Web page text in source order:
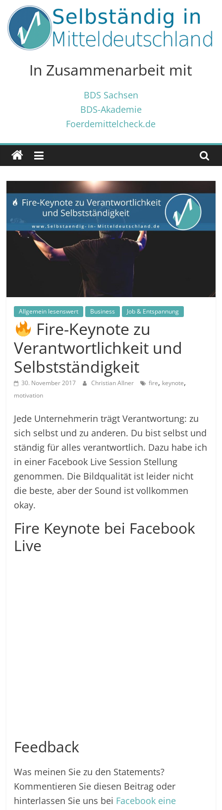
Inhalt
springen
Selbständig
Mitteldeutschland
Tricks
✓
für
Gründer
in
und
außerhalb
Mitteldeutschlands
In Zusammenarbeit mit
BDS Sachsen
BDS-Akademie
Foerdemittelcheck.de
Allgemein lesenswert Business Job & Entspannung
Fire-Keynote zu
Verantwortlichkeit und
Selbstständigkeit
30. November 2017 Christian Allner fire, keynote,
motivation
Jede Unternehmerin trägt Verantwortung: zu
sich selbst und zu anderen. Du bist selbst und
ständig für alles verantwortlich. Dazu habe ich
in einer Facebook Live Session Stellung
genommen. Die Bildqualität ist leider nicht
die beste, aber der Sound ist vollkommen
okay.
Fire Keynote bei Facebook
Live
Feedback
Was meinen Sie zu den Statements?
Kommentieren Sie diesen Beitrag oder
hinterlassen Sie uns bei Facebook eine